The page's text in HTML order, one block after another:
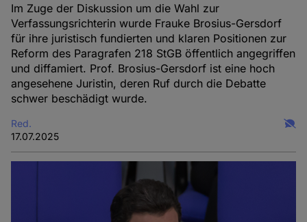
Im Zuge der Diskussion um die Wahl zur
Verfassungsrichterin wurde Frauke Brosius-Gersdorf
für ihre juristisch fundierten und klaren Positionen zur
Reform des Paragrafen 218 StGB öffentlich angegriffen
und diffamiert. Prof. Brosius-Gersdorf ist eine hoch
angesehene Juristin, deren Ruf durch die Debatte
schwer beschädigt wurde.
Red.
17.07.2025